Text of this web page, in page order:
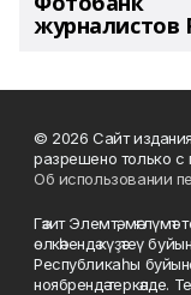
журналистов
© 2026 Сайт
разрешено только с
Об использовании
Гәзит Элемтә,
өлкәһендә күҙәтеү
Республикаһы
ноябрендә